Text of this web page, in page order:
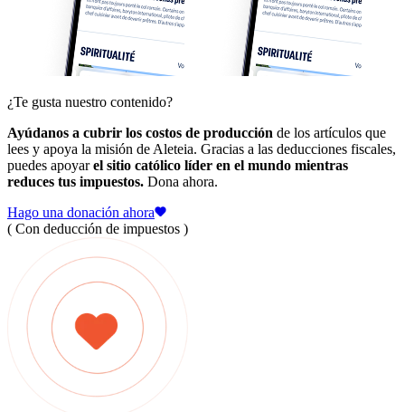
¿Te gusta nuestro contenido?
Ayúdanos a cubrir los costos de producción de los artículos que
lees y apoya la misión de Aleteia. Gracias a las deducciones fiscales,
puedes apoyarel sitio católico líder en el mundo mientras
reduces tus impuestos. Dona ahora.
Hago una donación ahora
( Con deducción de impuestos )